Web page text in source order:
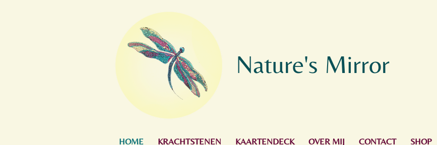
Nature's Mirror
HOME KRACHTSTENEN KAARTENDECK OVER MIJ CONTACT SHOP